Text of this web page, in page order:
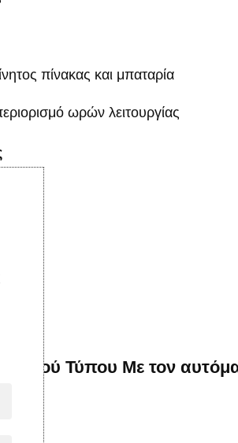
πίνακας και μπαταρία
ωρών λειτουργίας
Τύπου Με τον